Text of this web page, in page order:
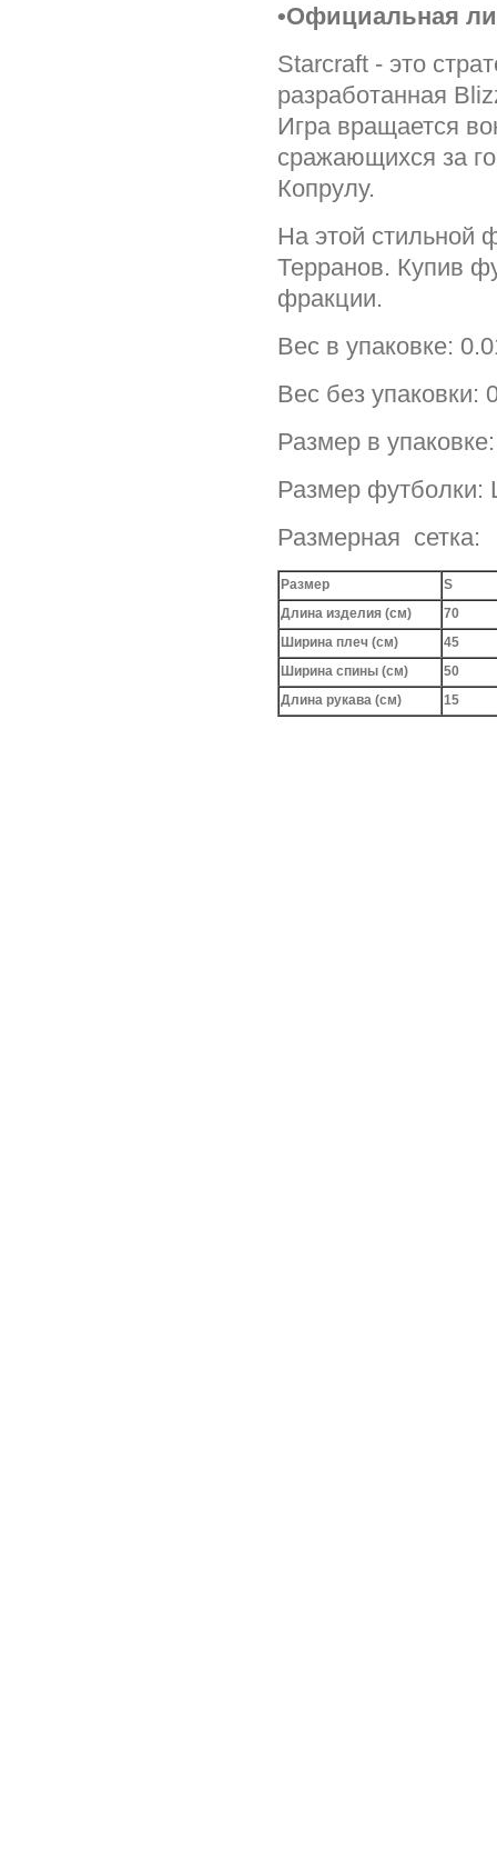
•Официальная
Starcraft - это
разработанная
Игра вращается
сражающихся за
Копрулу.
На этой стильной
Терранов. Купив
фракции.
Вес в упаковке:
Вес без упаковки:
Размер в
Размер футболки:
Размерная сетка:
Размер
S
Длина изделия (см)
70
Ширина плеч (см)
45
Ширина спины (см)
50
Длина рукава (см)
15